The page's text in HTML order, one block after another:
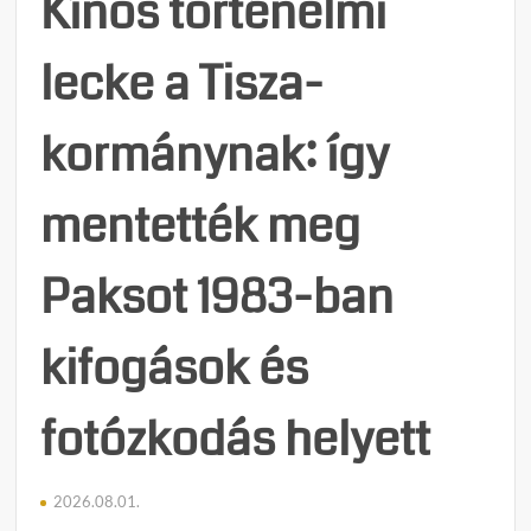
lecke a Tisza-
kormánynak: így
mentették meg
Paksot 1983-ban
kifogások és
fotózkodás helyett
2026.08.01.